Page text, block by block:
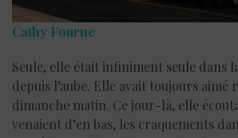
Cathy Fourne
Seule, elle était infiniment seule dans
depuis l’aube. Elle avait toujours aimé
dimanche matin. Ce jour-là, elle
venaient d’en bas, les craquements